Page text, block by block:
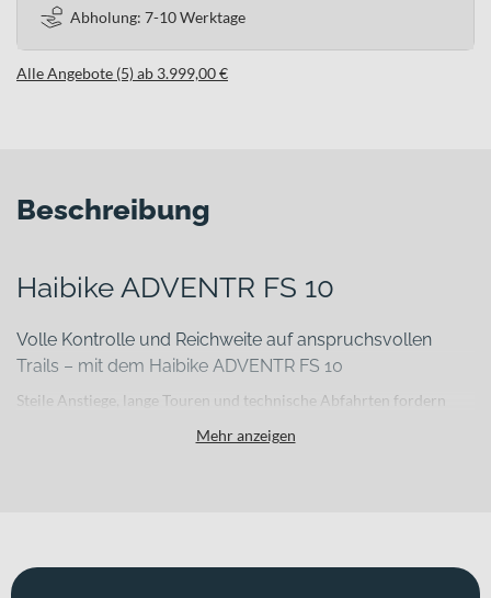
Abholung: 7-10 Werktage
Alle Angebote (5) ab 3.999,00 €
Beschreibung
Haibike ADVENTR FS 10
Volle Kontrolle und Reichweite auf anspruchsvollen
Trails – mit dem Haibike ADVENTR FS 10
Steile Anstiege, lange Touren und technische Abfahrten fordern
Kompromisse eingehen willst und ein E-MTB suchst, das bergauf
Mehr anzeigen